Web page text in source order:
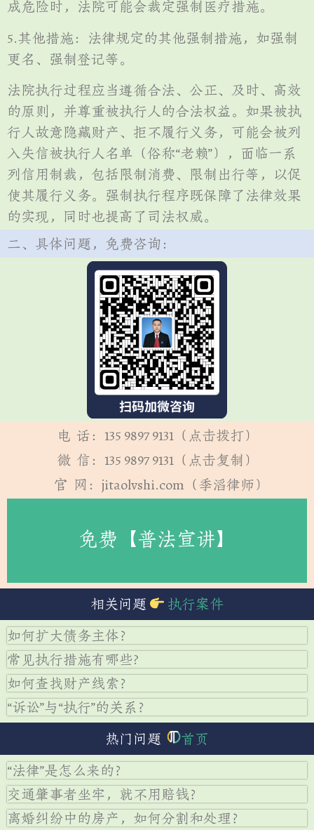
成危险时，法院可能会裁定强制医疗措施。
5.其他措施：法律规定的其他强制措施，如强制
更名、强制登记等。
法院执行过程应当遵循合法、公正、及时、高效
的原则，并尊重被执行人的合法权益。如果被执
行人故意隐藏财产、拒不履行义务，可能会被列
入失信被执行人名单（俗称“老赖”），面临一系
列信用制裁，包括限制消费、限制出行等，以促
使其履行义务。强制执行程序既保障了法律效果
的实现，同时也提高了司法权威。
二、具体问题，免费咨询：
电 话：135 9897 9131（点击拨打）
微 信：135 9897 9131（点击复制）
官 网：jitaolvshi.com（季滔律师）
免费【普法宣讲】
相关问题 执行案件
如何扩大债务主体？
常见执行措施有哪些?
如何查找财产线索？
“诉讼”与“执行”的关系？
热门问题 首页
“法律”是怎么来的？
交通肇事者坐牢，就不用赔钱？
离婚纠纷中的房产，如何分割和处理？